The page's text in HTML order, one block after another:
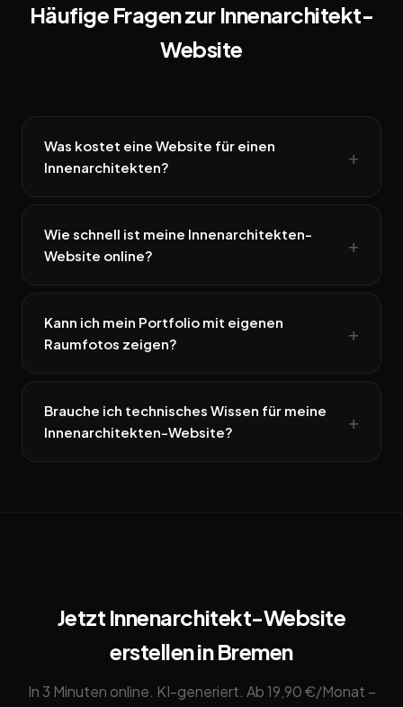
Häufige Fragen zur Innenarchitekt-
Website
Was kostet eine Website für einen
Innenarchitekten?
Wie schnell ist meine Innenarchitekten-
Website online?
Kann ich mein Portfolio mit eigenen
Raumfotos zeigen?
Brauche ich technisches Wissen für meine
Innenarchitekten-Website?
Jetzt Innenarchitekt-Website
erstellen in Bremen
In 3 Minuten online. KI-generiert. Ab 19,90 €/Monat –